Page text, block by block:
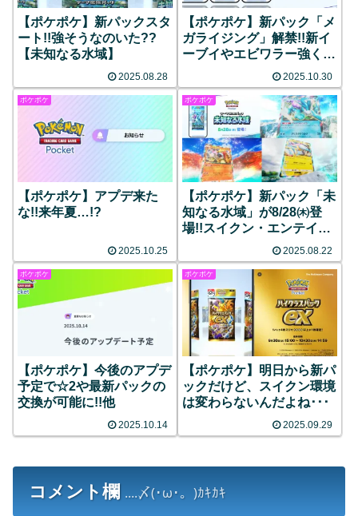
【ポケポケ】新パックスタ
ート!!強そうなのいた??
【未知なる水域】
2025.08.28
【ポケポケ】新パック「メ
ガライジング」解禁!!新イ
ーブイやエビワラー強くな
2025.10.30
ポケポケ
【ポケポケ】アプデ来た
な!!来年夏…!?
2025.10.25
ポケポケ
【ポケポケ】新パック「未
知なる水域」が8/28㈭登
場!!スイクン・エンテイ・
ライコウのexなどが収録
2025.08.22
ポケポケ
【ポケポケ】今後のアプデ
予定で☆2や最新パックの
交換が可能に!!他
2025.10.14
ポケポケ
【ポケポケ】明日から新パ
ックだけど、スイクン環境
は変わらないんだよね･･･
2025.09.29
コメント欄 ....〆(･ω･。)ｶｷｶｷ